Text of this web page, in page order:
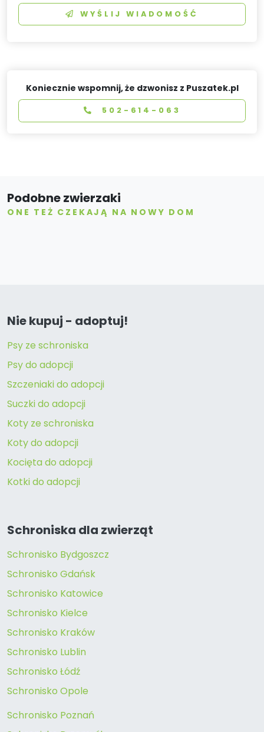
WYŚLIJ WIADOMOŚĆ
Koniecznie wspomnij, że dzwonisz z Puszatek.pl
502-614-063
Podobne zwierzaki
ONE TEŻ CZEKAJĄ NA NOWY DOM
Nie kupuj - adoptuj!
Psy ze schroniska
Psy do adopcji
Szczeniaki do adopcji
Suczki do adopcji
Koty ze schroniska
Koty do adopcji
Kocięta do adopcji
Kotki do adopcji
Schroniska dla zwierząt
Schronisko Bydgoszcz
Schronisko Gdańsk
Schronisko Katowice
Schronisko Kielce
Schronisko Kraków
Schronisko Lublin
Schronisko Łódź
Schronisko Opole
Schronisko Poznań